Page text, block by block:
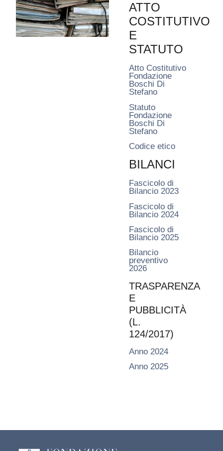
ATTO
COSTITUTIVO
E
STATUTO
Atto Costitutivo
Fondazione
Boschi Di
Stefano
Statuto
Fondazione
Boschi Di
Stefano
Codice etico
BILANCI
Fascicolo di
Bilancio 2023
Fascicolo di
Bilancio 2024
Fascicolo di
Bilancio 2025
Bilancio
preventivo
2026
TRASPARENZA
E
PUBBLICITÀ
(L.
124/2017)
Anno 2024
Anno 2025